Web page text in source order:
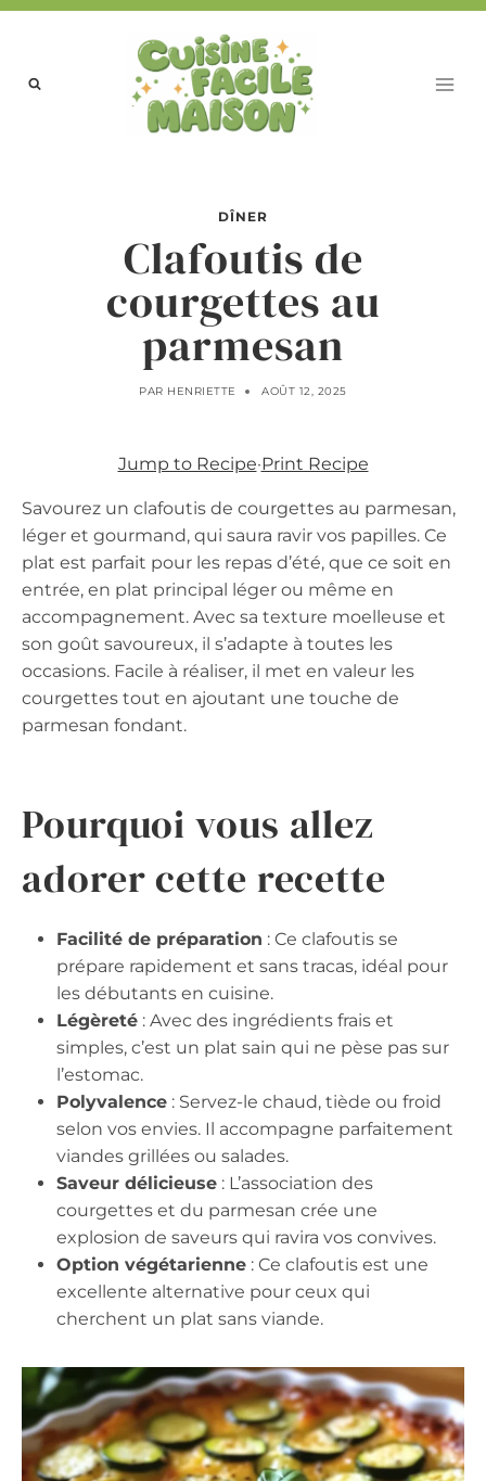
Aller
DÎNER
Clafoutis de
courgettes au
parmesan
PAR HENRIETTE AOÛT 12, 2025
Jump to Recipe·Print Recipe
Savourez un clafoutis de courgettes au parmesan,
léger et gourmand, qui saura ravir vos papilles. Ce
plat est parfait pour les repas d’été, que ce soit en
entrée, en plat principal léger ou même en
accompagnement. Avec sa texture moelleuse et
son goût savoureux, il s’adapte à toutes les
occasions. Facile à réaliser, il met en valeur les
courgettes tout en ajoutant une touche de
parmesan fondant.
Pourquoi vous allez
adorer cette recette
Facilité de préparation : Ce clafoutis se
prépare rapidement et sans tracas, idéal pour
les débutants en cuisine.
Légèreté : Avec des ingrédients frais et
simples, c’est un plat sain qui ne pèse pas sur
l’estomac.
Polyvalence : Servez-le chaud, tiède ou froid
selon vos envies. Il accompagne parfaitement
viandes grillées ou salades.
Saveur délicieuse : L’association des
courgettes et du parmesan crée une
explosion de saveurs qui ravira vos convives.
Option végétarienne : Ce clafoutis est une
excellente alternative pour ceux qui
cherchent un plat sans viande.